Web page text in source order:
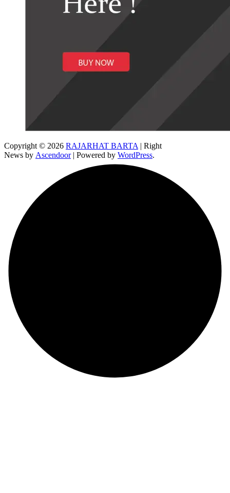
Copyright © 2026 RAJARHAT BARTA | Right
News by Ascendoor| Powered by WordPress.